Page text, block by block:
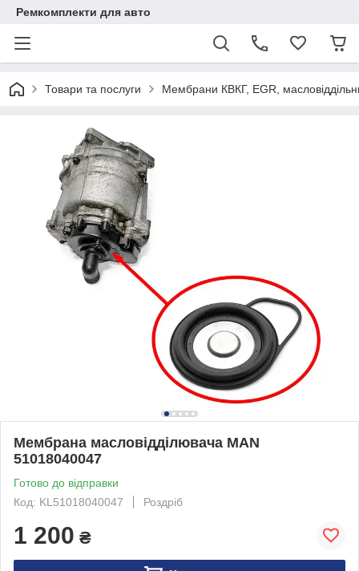
Ремкомплекти для авто
Товари та послуги Мембрани КВКГ, EGR,
Мембрана масловідділювача MAN
51018040047
Готово до відправки
Код: KL51018040047
Роздріб
1 200 ₴